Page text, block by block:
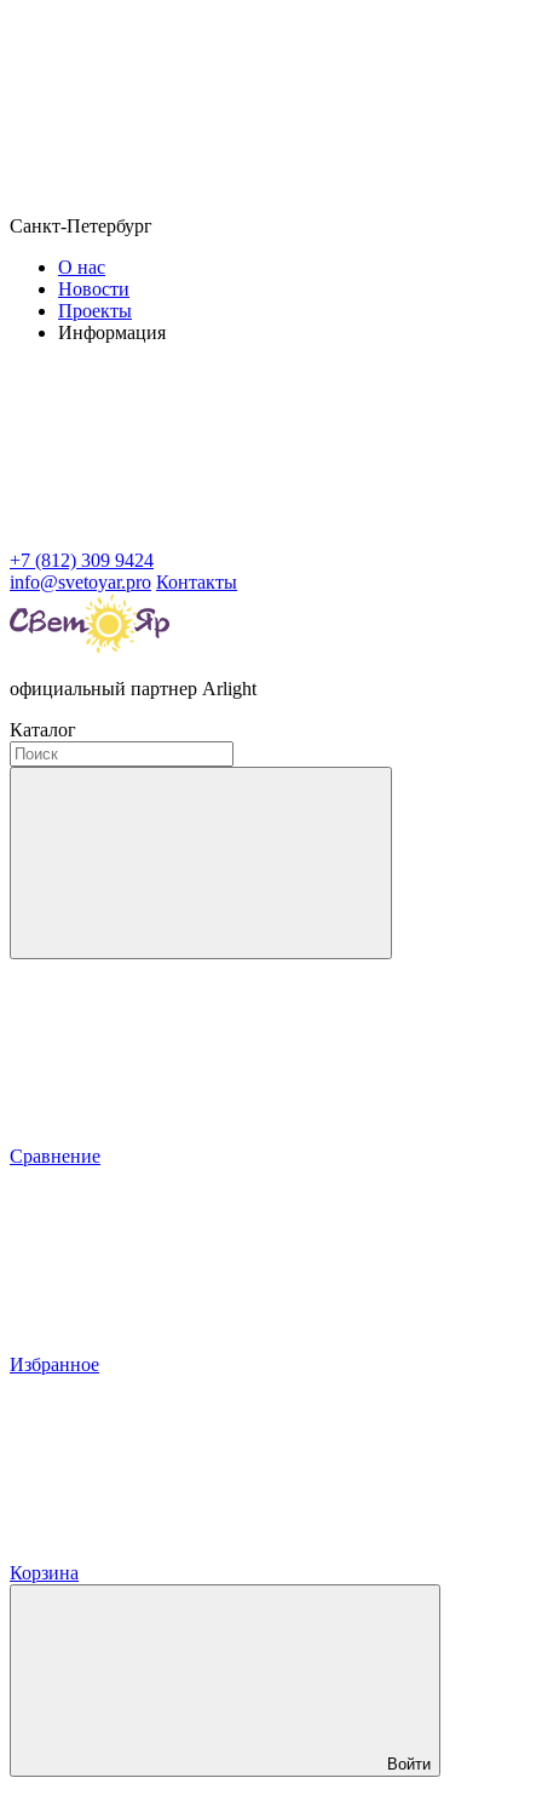
Санкт-Петербург
О нас
Новости
Проекты
Информация
+7 (812) 309 9424
info@svetoyar.pro Контакты
официальный партнер Arlight
Каталог
Сравнение
Избранное
Корзина
Войти